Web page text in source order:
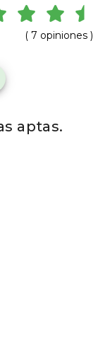
( 7 opiniones )
aptas.